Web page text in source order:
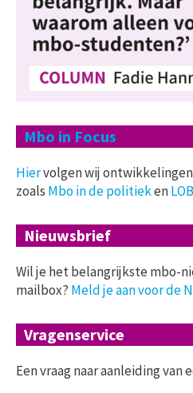
Mbo in Focus
Hiervolgen wij
zoals Mbo in de politieken
Nieuwsbrief
Wil je het belangrijkste mbo-
mailbox? Meld je aan voor de
Vragenservice
Een vraag naar aanleiding van